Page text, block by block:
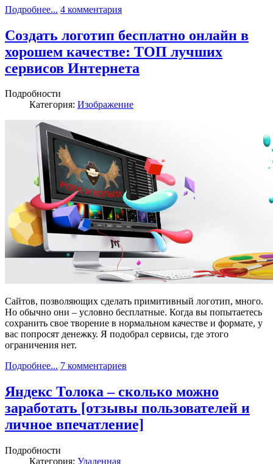
Подробнее... 4 комментария
Создать логотип бесплатно онлайн в
хорошем качестве: ТОП лучших
сервисов Интернета
Подробности
Категория: Изображение
Сайтов, позволяющих сделать примитивный логотип, много.
Но обычно они – условно бесплатные. Когда вы попытаетесь
сохранить свое творение в нормальном качестве и формате, у
вас попросят денежку. Я подобрал сервисы, где этого
ограничения нет.
Подробнее... 7 комментариев
Яндекс Толока – сколько можно
заработать [отзывы пользователей и
личное впечатление]
Подробности
Категория: Удаленная